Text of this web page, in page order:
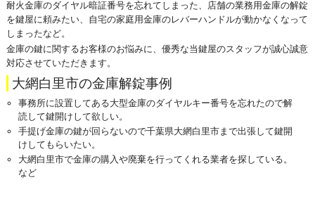
耐火金庫のダイヤル暗証番号を忘れてしまった、店舗の業務用金庫の解錠
を鍵屋に頼みたい、自宅の家庭用金庫のレバーハンドルが動かなくなって
しまったなど。
金庫の鍵に関するお客様のお悩みに、優秀な当鍵屋のスタッフが誠心誠意
対応させていただきます。
大網白里市の金庫解錠事例
事務所に設置してある大型金庫のダイヤルキー番号を忘れたので解
読して鍵開けして欲しい。
手提げ金庫の鍵が回らないので千葉県大網白里市まで出張して鍵開
けしてもらいたい。
大網白里市で金庫の購入や廃棄を行ってくれる業者を探している。
など